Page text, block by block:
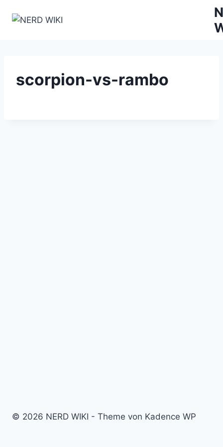
Inhalt
scorpion-vs-rambo
© 2026 NERD WIKI - Theme von Kadence WP